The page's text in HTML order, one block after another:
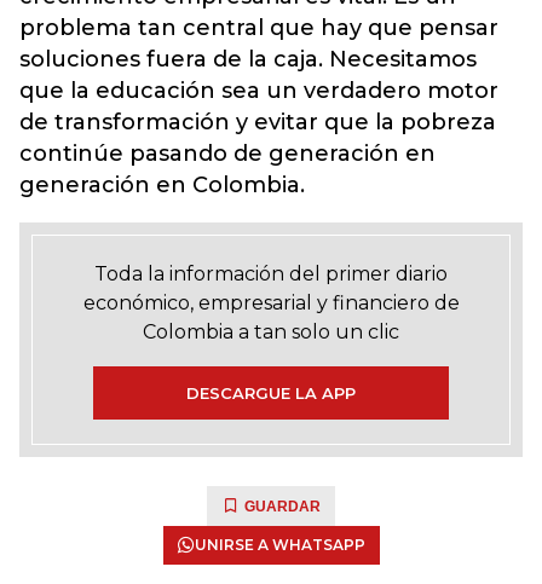
problema tan central que hay que pensar
soluciones fuera de la caja. Necesitamos
que la educación sea un verdadero motor
de transformación y evitar que la pobreza
continúe pasando de generación en
generación en Colombia.
Toda la información del primer diario
económico, empresarial y financiero de
Colombia a tan solo un clic
DESCARGUE LA APP
GUARDAR
UNIRSE A WHATSAPP